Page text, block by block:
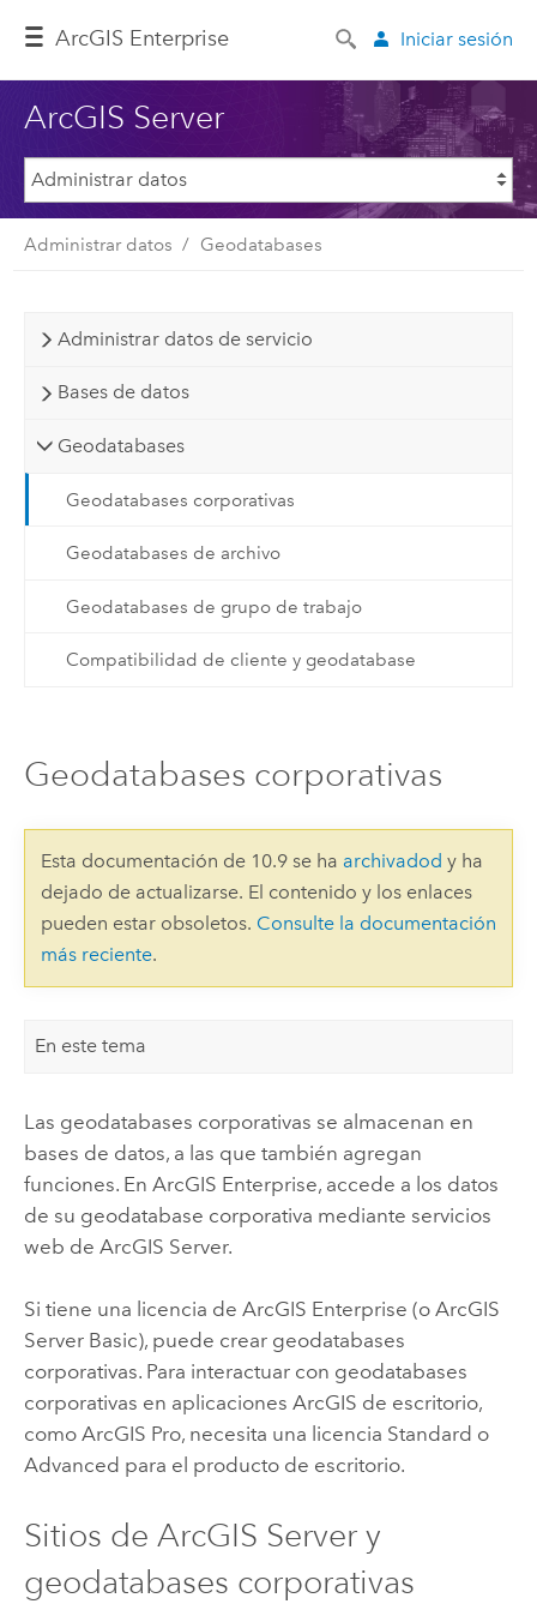
ArcGIS Enterprise Iniciar sesión
ArcGIS Server
Administrar datos Geodatabases
Administrar datos de servicio
Bases de datos
Geodatabases
Geodatabases corporativas
Geodatabases de archivo
Geodatabases de grupo de trabajo
Compatibilidad de cliente y geodatabase
Geodatabases corporativas
Esta documentación de 10.9 se ha archivadod y ha
dejado de actualizarse. El contenido y los enlaces
pueden estar obsoletos. Consulte la documentación
más reciente.
En este tema
Las geodatabases corporativas se almacenan en
bases de datos, a las que también agregan
funciones. En ArcGIS Enterprise, accede a los datos
de su geodatabase corporativa mediante servicios
web de ArcGIS Server.
Si tiene una licencia de ArcGIS Enterprise (o ArcGIS
ServerBasic), puede crear geodatabases
corporativas. Para interactuar con geodatabases
corporativas en aplicaciones ArcGIS de escritorio,
como ArcGIS Pro, necesita una licencia Standard o
Advanced para el producto de escritorio.
Sitios de ArcGIS Servery
geodatabases corporativas